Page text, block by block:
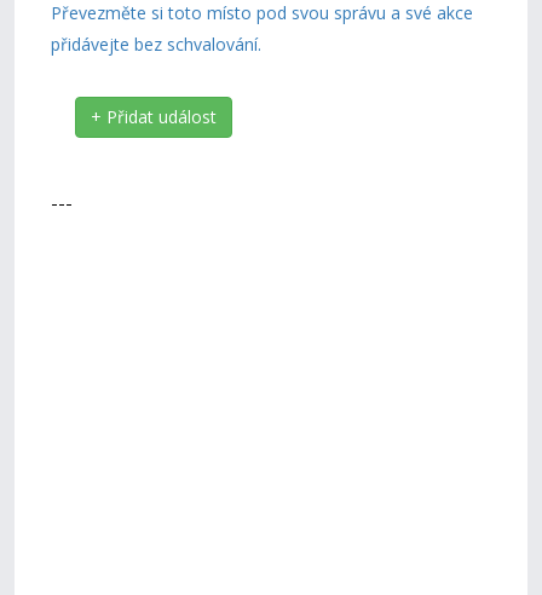
Převezměte si toto místo pod svou správu a své akce
přidávejte bez schvalování.
+ Přidat událost
---